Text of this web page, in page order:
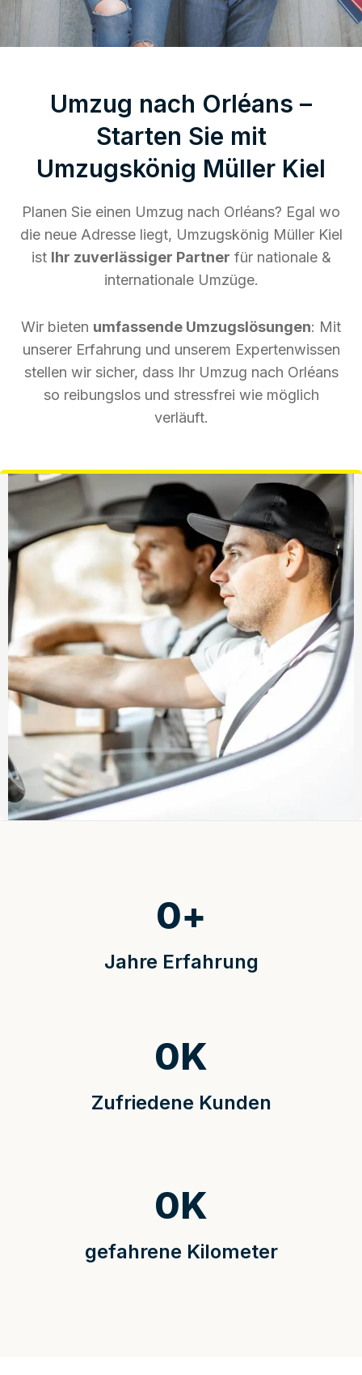
Umzug nach Orléans –
Starten Sie mit
Umzugskönig Müller Kiel
Planen Sie einen Umzug nach Orléans? Egal wo
die neue Adresse liegt, Umzugskönig Müller Kiel
ist Ihr zuverlässiger Partner für nationale &
internationale Umzüge.
Wir bieten umfassende Umzugslösungen: Mit
unserer Erfahrung und unserem Expertenwissen
stellen wir sicher, dass Ihr Umzug nach Orléans
so reibungslos und stressfrei wie möglich
verläuft.
Jahre Erfahrung
0+
Zufriedene Kunden
0K
gefahrene Kilometer
0K